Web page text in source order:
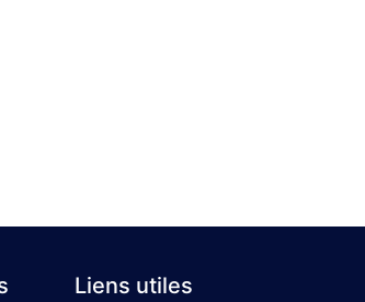
Liens utiles